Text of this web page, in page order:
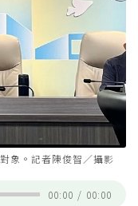
象。記者陳俊智／攝影
00:00 / 00:00